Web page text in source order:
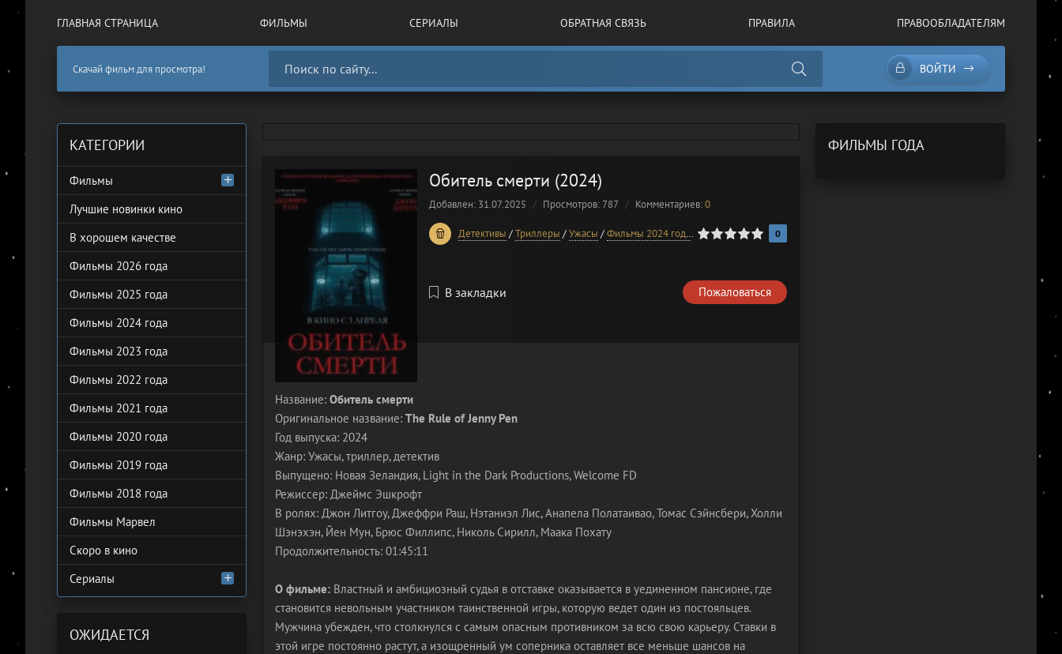
ГЛАВНАЯ СТРАНИЦА ФИЛЬМЫ СЕРИАЛЫ ОБРАТНАЯ СВЯЗЬ ПРАВИЛА ПРАВООБЛАДАТЕЛЯМ
Скачай фильм для просмотра! ВОЙТИ
Обитель смерти (2024)
Добавлен: 31.07.2025 Просмотров: 787 Комментариев:0
Детективы /Триллеры /Ужасы /Фильмы 2024 года /В хорошем качестве
0 1 2 3 4 5 0
В закладки Пожаловаться
Название: Обитель смерти
Оригинальное название: The Rule of Jenny Pen
Год выпуска: 2024
Жанр: Ужасы, триллер, детектив
Выпущено: Новая Зеландия, Light in the Dark Productions, Welcome FD
Режиссер: Джеймс Эшкрофт
В ролях: Джон Литгоу, Джеффри Раш, Нэтаниэл Лис, Анапела Полатаивао, Томас Сэйнсбери, Холли
Шэнэхэн, Йен Мун, Брюс Филлипс, Николь Сирилл, Маака Похату
Продолжительность: 01:45:11
О фильме: Властный и амбициозный судья в отставке оказывается в уединенном пансионе, где
становится невольным участником таинственной игры, которую ведет один из постояльцев.
Мужчина убежден, что столкнулся с самым опасным противником за всю свою карьеру. Ставки в
этой игре постоянно растут, а изощренный ум соперника оставляет все меньше шансов на
КАТЕГОРИИ
Фильмы
Лучшие новинки кино
В хорошем качестве
Фильмы 2026 года
Фильмы 2025 года
Фильмы 2024 года
Фильмы 2023 года
Фильмы 2022 года
Фильмы 2021 года
Фильмы 2020 года
Фильмы 2019 года
Фильмы 2018 года
Фильмы Марвел
Скоро в кино
Сериалы
ОЖИДАЕТСЯ
ФИЛЬМЫ ГОДА